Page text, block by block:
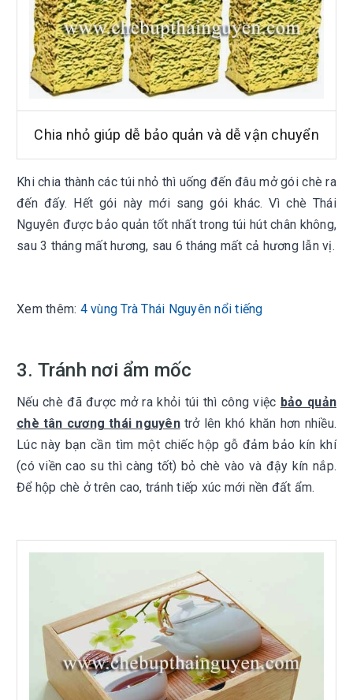
Chia nhỏ giúp dễ bảo quản và dễ vận chuyển
Khi chia thành các túi nhỏ thì uống đến đâu mở gói chè ra
đến đấy. Hết gói này mới sang gói khác. Vì chè Thái
Nguyên được bảo quản tốt nhất trong túi hút chân không,
sau 3 tháng mất hương, sau 6 tháng mất cả hương lẫn vị.
Xem thêm: 4 vùng Trà Thái Nguyên nổi tiếng
3. Tránh nơi ẩm mốc
Nếu chè đã được mở ra khỏi túi thì công việc bảo quản
chè tân cương thái nguyêntrở lên khó khăn hơn nhiều.
Lúc này bạn cần tìm một chiếc hộp gỗ đảm bảo kín khí
(có viền cao su thì càng tốt) bỏ chè vào và đậy kín nắp.
Để hộp chè ở trên cao, tránh tiếp xúc mới nền đất ẩm.